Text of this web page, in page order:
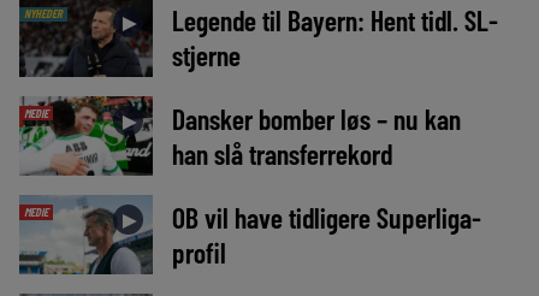
NYHEDER ►
Legende til Bayern: Hent tidl. SL-
stjerne
MEDIE ►
Dansker bomber løs – nu kan
han slå transferrekord
MEDIE ►
OB vil have tidligere Superliga-
profil